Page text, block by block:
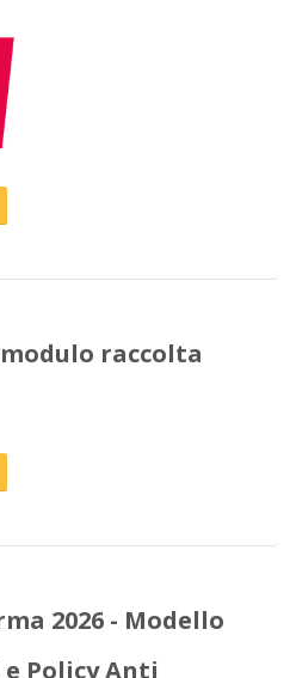
raccolta
2026 - Modello
Policy Anti